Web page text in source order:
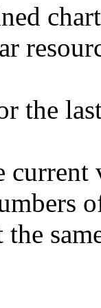
the
the